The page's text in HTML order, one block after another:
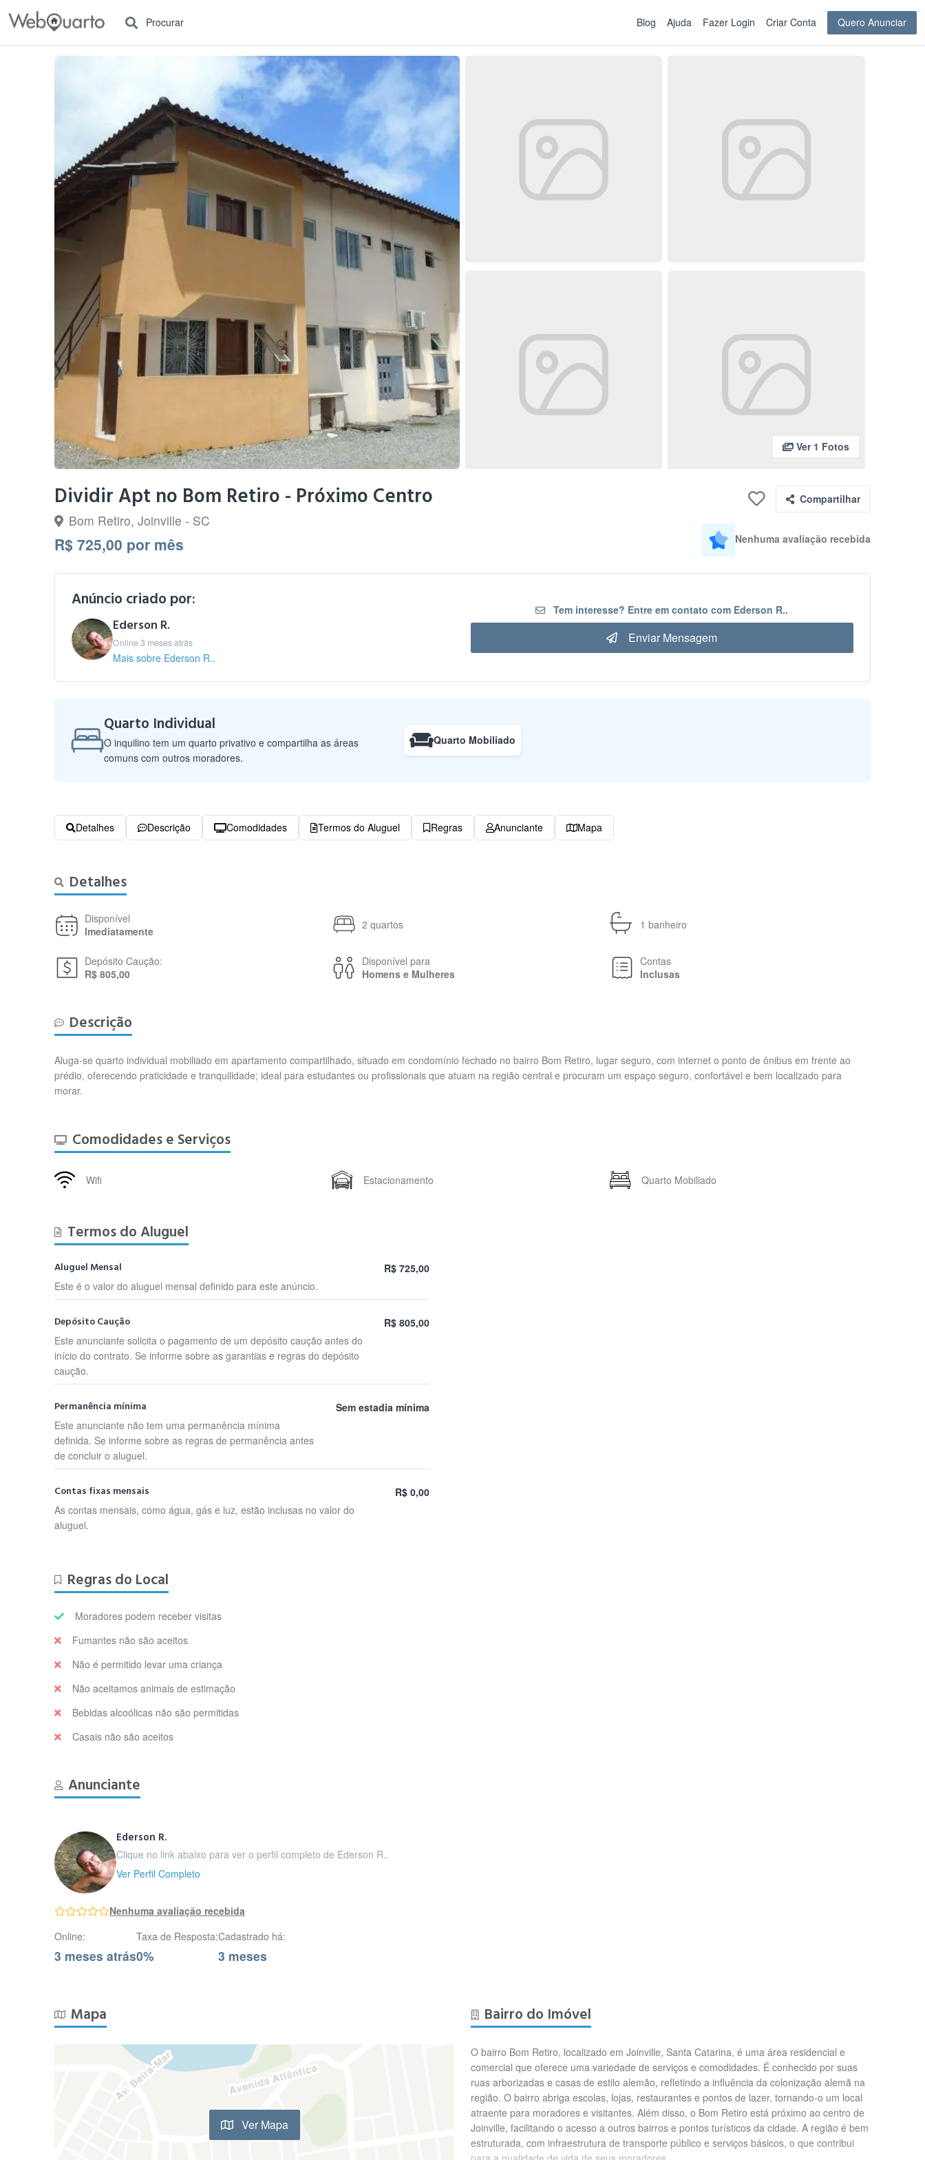
Procurar Blog Ajuda Fazer Login Criar Conta Quero Anunciar
Ver 1 Fotos
Dividir Apt no Bom Retiro - Próximo Centro
Bom Retiro, Joinville - SC
R$ 725,00 por mês
Compartilhar
Nenhuma avaliação recebida
Anúncio criado por:
Ederson R.
Online 3 meses atrás
Mais sobre Ederson R..
Tem interesse? Entre em contato com Ederson R..
Enviar Mensagem
Quarto Individual
O inquilino tem um quarto privativo e compartilha as áreas
comuns com outros moradores.
Quarto Mobiliado
Detalhes Descrição Comodidades Termos do Aluguel Regras Anunciante Mapa
Detalhes
Disponível
Imediatamente
2 quartos 1 banheiro
Depósito Caução:
R$ 805,00
Disponível para
Homens e Mulheres
Contas
Inclusas
Descrição
Aluga-se quarto individual mobiliado em apartamento compartilhado, situado em condomínio fechado no bairro Bom Retiro, lugar seguro, com internet o ponto de ônibus em frente ao
prédio, oferecendo praticidade e tranquilidade; ideal para estudantes ou profissionais que atuam na região central e procuram um espaço seguro, confortável e bem localizado para
morar.
Comodidades e Serviços
Wifi Estacionamento Quarto Mobiliado
Termos do Aluguel
Aluguel Mensal
Este é o valor do aluguel mensal definido para este anúncio.
R$ 725,00
Depósito Caução
Este anunciante solicita o pagamento de um depósito caução antes do
início do contrato. Se informe sobre as garantias e regras do depósito
caução.
R$ 805,00
Permanência mínima
Este anunciante não tem uma permanência mínima
definida. Se informe sobre as regras de permanência antes
de concluir o aluguel.
Sem estadia mínima
Contas fixas mensais
As contas mensais, como água, gás e luz, estão inclusas no valor do
aluguel.
R$ 0,00
Regras do Local
Moradores podem receber visitas
Fumantes não são aceitos
Não é permitido levar uma criança
Não aceitamos animais de estimação
Bebidas alcoólicas não são permitidas
Casais não são aceitos
Anunciante
Ederson R.
Clique no link abaixo para ver o perfil completo de Ederson R..
Ver Perfil Completo
Nenhuma avaliação recebida
Online:
3 meses atrás
Taxa de Resposta:
0%
Cadastrado há:
3 meses
Mapa
Ver Mapa
Bairro do Imóvel
O bairro Bom Retiro, localizado em Joinville, Santa Catarina, é uma área residencial e
comercial que oferece uma variedade de serviços e comodidades. É conhecido por suas
ruas arborizadas e casas de estilo alemão, refletindo a influência da colonização alemã na
região. O bairro abriga escolas, lojas, restaurantes e pontos de lazer, tornando-o um local
atraente para moradores e visitantes. Além disso, o Bom Retiro está próximo ao centro de
Joinville, facilitando o acesso a outros bairros e pontos turísticos da cidade. A região é bem
estruturada, com infraestrutura de transporte público e serviços básicos, o que contribui